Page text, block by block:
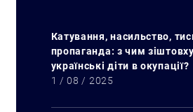
Катування, насильство,
пропаганда: з чим
українські діти в окупації?
1 / 08 / 2025